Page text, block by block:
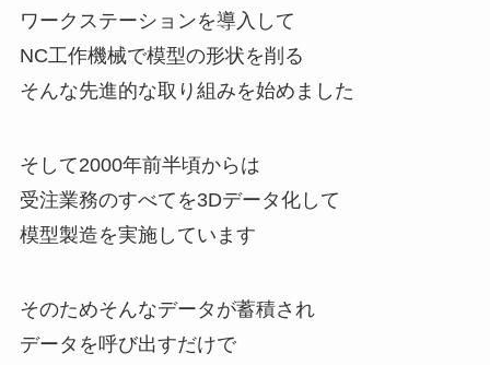
ワークステーションを導入して
NC工作機械で模型の形状を削る
そんな先進的な取り組みを始めました
そして2000年前半頃からは
受注業務のすべてを3Dデータ化して
模型製造を実施しています
そのためそんなデータが蓄積され
データを呼び出すだけで